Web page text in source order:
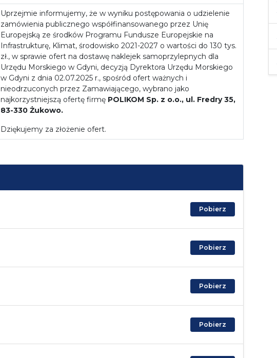
Uprzejmie informujemy, że w wyniku postępowania o udzielenie
zamówienia publicznego współfinansowanego przez Unię
Europejską ze środków Programu Fundusze Europejskie na
Infrastrukturę, Klimat, środowisko 2021-2027 o wartości do 130 tys.
zł., w sprawie ofert na dostawę naklejek samoprzylepnych dla
Urzędu Morskiego w Gdyni, decyzją Dyrektora Urzędu Morskiego
w Gdyni z dnia 02.07.2025 r., spośród ofert ważnych i
nieodrzuconych przez Zamawiającego, wybrano jako
najkorzystniejszą ofertę firmę POLIKOM Sp. z o.o., ul. Fredry 35,
83-330 Żukowo.
Dziękujemy za złożenie ofert.
Pobierz
Pobierz
Pobierz
Pobierz